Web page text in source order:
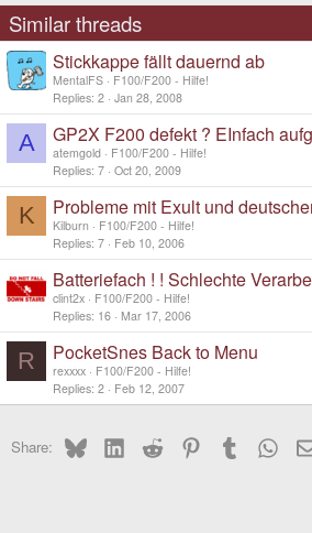
Similar threads
Stickkappe fällt dauernd ab
MentalFS
F100/F200 - Hilfe!
Replies 2 Jan 28, 2008
A GP2X F200 defekt ? EInfach
atemgold
F100/F200 - Hilfe!
Replies 7 Oct 20, 2009
K Probleme mit Exult und
Kilburn
F100/F200 - Hilfe!
Replies 7 Feb 10, 2006
Batteriefach ! ! Schlechte
clint2x
F100/F200 - Hilfe!
Replies 16 Mar 17, 2006
R PocketSnes Back to Menu
rexxxx
F100/F200 - Hilfe!
Replies 2 Feb 12, 2007
Share: BlueskyLinkedInReddit PinterestTumblr